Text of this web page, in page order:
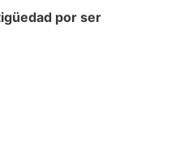
por ser